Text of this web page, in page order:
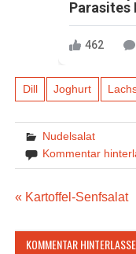
Parasites
462
Dill Joghurt
Nudelsalat
Kommentar
« Kartoffel-Senfsalat
KOMMENTAR